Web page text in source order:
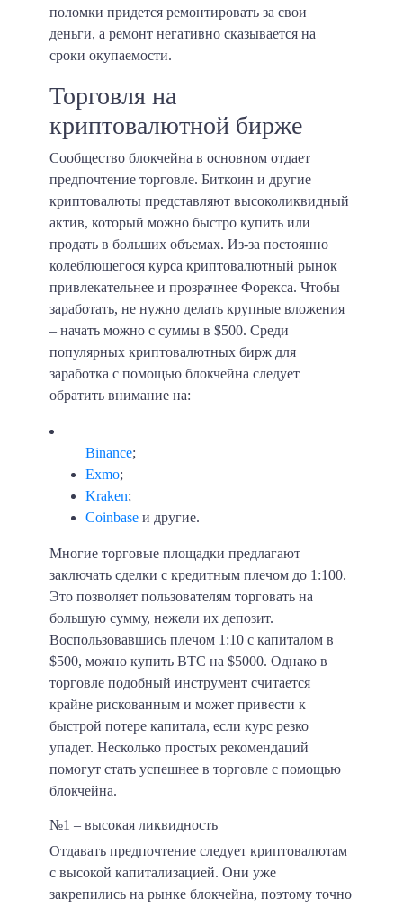
поломки придется ремонтировать за свои
деньги, а ремонт негативно сказывается на
сроки окупаемости.
Торговля на
криптовалютной бирже
Сообщество блокчейна в основном отдает
предпочтение торговле. Биткоин и другие
криптовалюты представляют высоколиквидный
актив, который можно быстро купить или
продать в больших объемах. Из-за постоянно
колеблющегося курса криптовалютный рынок
привлекательнее и прозрачнее Форекса. Чтобы
заработать, не нужно делать крупные вложения
– начать можно с суммы в $500. Среди
популярных криптовалютных бирж для
заработка с помощью блокчейна следует
обратить внимание на:
Binance;
Exmo;
Kraken;
Coinbase и другие.
Многие торговые площадки предлагают
заключать сделки с кредитным плечом до 1:100.
Это позволяет пользователям торговать на
большую сумму, нежели их депозит.
Воспользовавшись плечом 1:10 с капиталом в
$500, можно купить BTC на $5000. Однако в
торговле подобный инструмент считается
крайне рискованным и может привести к
быстрой потере капитала, если курс резко
упадет. Несколько простых рекомендаций
помогут стать успешнее в торговле с помощью
блокчейна.
№1 – высокая ликвидность
Отдавать предпочтение следует криптовалютам
с высокой капитализацией. Они уже
закрепились на рынке блокчейна, поэтому точно